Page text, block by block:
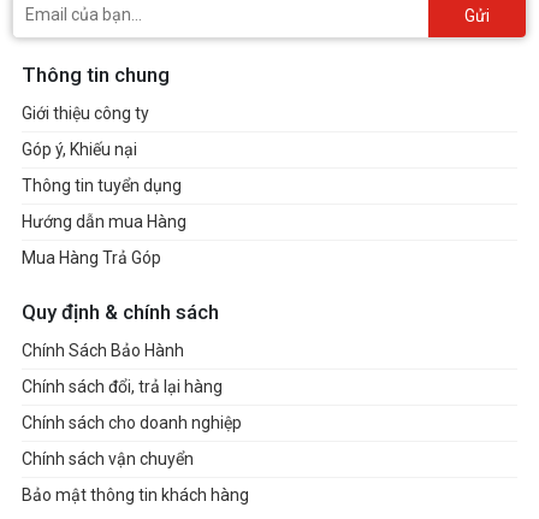
không dây
(Dual band) 2*2
tiếp
1 USB 3.2 Gen 1 Type-C; 1 USB 3.2 Gen 1; 2
USB 2.0; 1 HDMI; 1 headphone/microphone
combo jack
Kích
(358.14 x 231.14 x 20.32 mm)
( With
Battery)
1.68 kg
Gửi
Thông tin chung
Giới thiệu công ty
Góp ý, Khiếu nại
Thông tin tuyển dụng
Hướng dẫn mua Hàng
Mua Hàng Trả Góp
Quy định & chính sách
Chính Sách Bảo Hành
Chính sách đổi, trả lại hàng
Chính sách cho doanh nghiệp
Chính sách vận chuyển
Bảo mật thông tin khách hàng